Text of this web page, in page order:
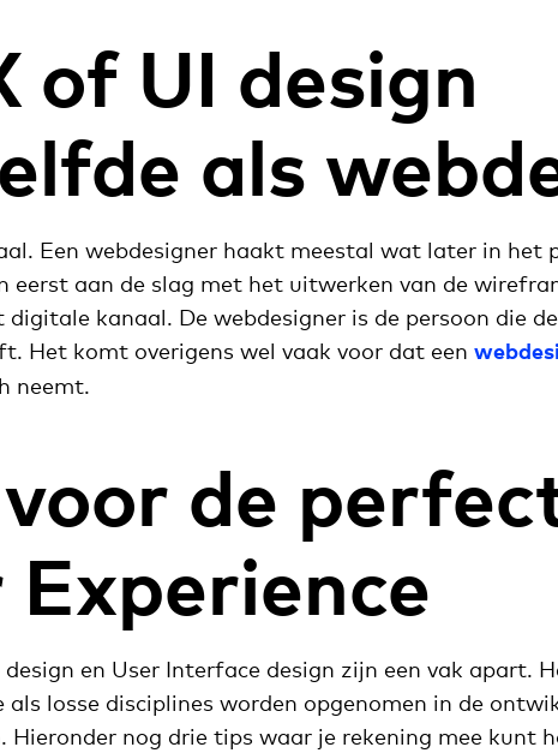
of UI design
als
Een webdesigner haakt meestal wat later in het
eerst aan de slag met het uitwerken van de
kanaal. De webdesigner is de persoon die
Het komt overigens wel vaak voor dat een
neemt.
de
Experience
design en User Interface design zijn een vak apart.
als losse disciplines worden opgenomen in de
Hieronder nog drie tips waar je rekening mee kunt